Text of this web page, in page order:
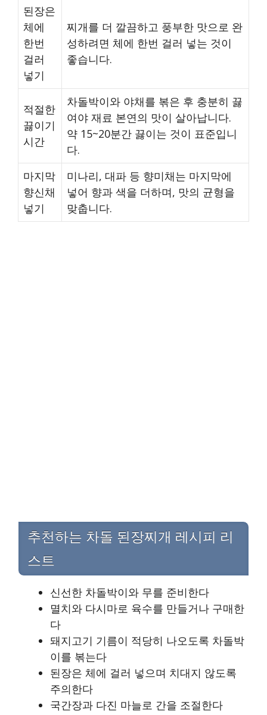
된장은
체에
한번
걸러
넣기
찌개를 더 깔끔하고 풍부한 맛으로 완
성하려면 체에 한번 걸러 넣는 것이
좋습니다.
적절한
끓이기
시간
차돌박이와 야채를 볶은 후 충분히 끓
여야 재료 본연의 맛이 살아납니다.
약 15~20분간 끓이는 것이 표준입니
다.
마지막
향신채
넣기
미나리, 대파 등 향미채는 마지막에
넣어 향과 색을 더하며, 맛의 균형을
맞춥니다.
추천하는 차돌 된장찌개 레시피 리
스트
신선한 차돌박이와 무를 준비한다
멸치와 다시마로 육수를 만들거나 구매한
다
돼지고기 기름이 적당히 나오도록 차돌박
이를 볶는다
된장은 체에 걸러 넣으며 치대지 않도록
주의한다
국간장과 다진 마늘로 간을 조절한다